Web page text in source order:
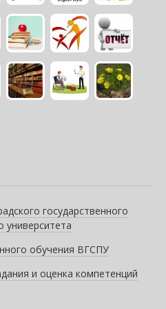
государственного
университета
обучения ВГСПУ
и оценка компетенций